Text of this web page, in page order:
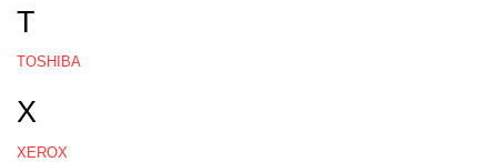
T
TOSHIBA
X
XEROX